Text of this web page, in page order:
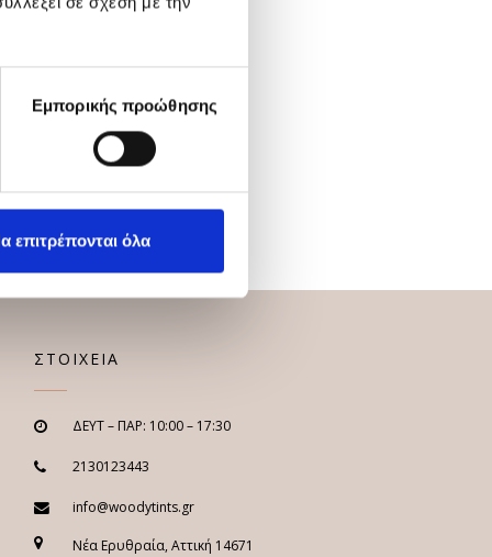
Εμπορικής προώθησης
επιτρέπονται όλα
ΣΤΟΙΧΕΙΑ
ΔΕΥΤ – ΠΑΡ: 10:00 – 17:30
2130123443
info@woodytints.gr
Νέα Ερυθραία, Αττική 14671